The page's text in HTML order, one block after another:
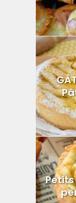
Petits